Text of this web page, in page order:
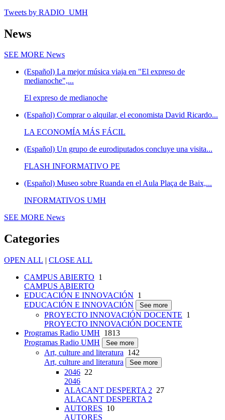
Tweets by RADIO_UMH
News
SEE MORE News
(Español) La mejor música viaja en "El expreso de
medianoche",...
El expreso de medianoche
(Español) Comprar o alquilar, el economista David Ricardo...
LA ECONOMÍA MÁS FÁCIL
(Español) Un grupo de eurodiputados concluye una visita...
FLASH INFORMATIVO PE
(Español) Museo sobre Ruanda en el Aula Plaça de Baix,...
INFORMATIVOS UMH
SEE MORE News
Categories
OPEN ALL | CLOSE ALL
CAMPUS ABIERTO 1
CAMPUS ABIERTO
EDUCACIÓN E INNOVACIÓN 1
EDUCACIÓN E INNOVACIÓN
See more
PROYECTO INNOVACIÓN DOCENTE 1
PROYECTO INNOVACIÓN DOCENTE
Programas Radio UMH 1813
Programas Radio UMH
See more
Art, culture and literatura 142
Art, culture and literatura
See more
2046 22
2046
ALACANT DESPERTA 2 27
ALACANT DESPERTA 2
AUTORES 10
AUTORES